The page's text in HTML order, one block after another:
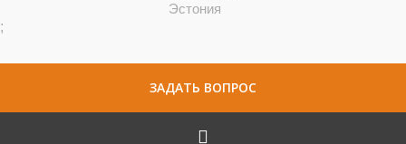
Эстония
;
ЗАДАТЬ ВОПРОС